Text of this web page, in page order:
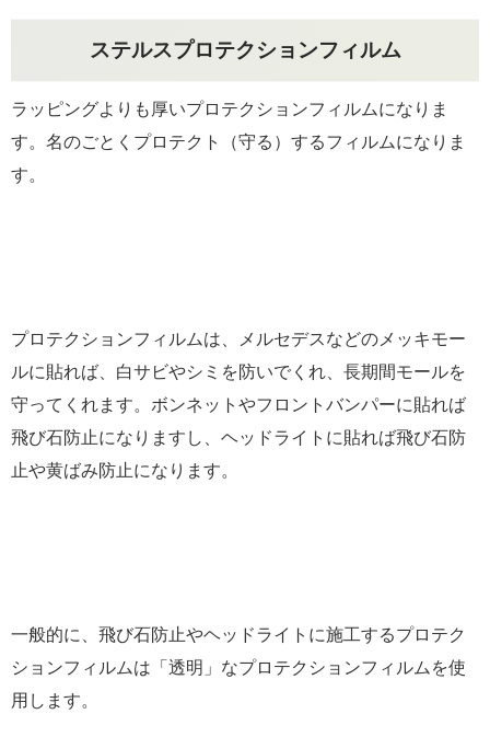
ステルスプロテクションフィルム
ラッピングよりも厚いプロテクションフィルムになりま
す。名のごとくプロテクト（守る）するフィルムになりま
す。
プロテクションフィルムは、メルセデスなどのメッキモー
ルに貼れば、白サビやシミを防いでくれ、長期間モールを
守ってくれます。ボンネットやフロントバンパーに貼れば
飛び石防止になりますし、ヘッドライトに貼れば飛び石防
止や黄ばみ防止になります。
一般的に、飛び石防止やヘッドライトに施工するプロテク
ションフィルムは「透明」なプロテクションフィルムを使
用します。